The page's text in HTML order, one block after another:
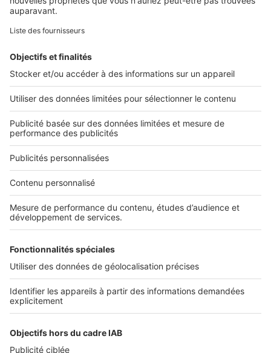
Retrouvez-nous sur ...
L'ENTREPRISE
Qui sommes-nous ?
Nous contacter
Nous recrutons
NOS APPLICATIONS
Découvrez nos applications
Tous nos services pro
Accès client
Mes annonces sur SeLoger
À DÉCOUVRIR
Tout l'immobilier